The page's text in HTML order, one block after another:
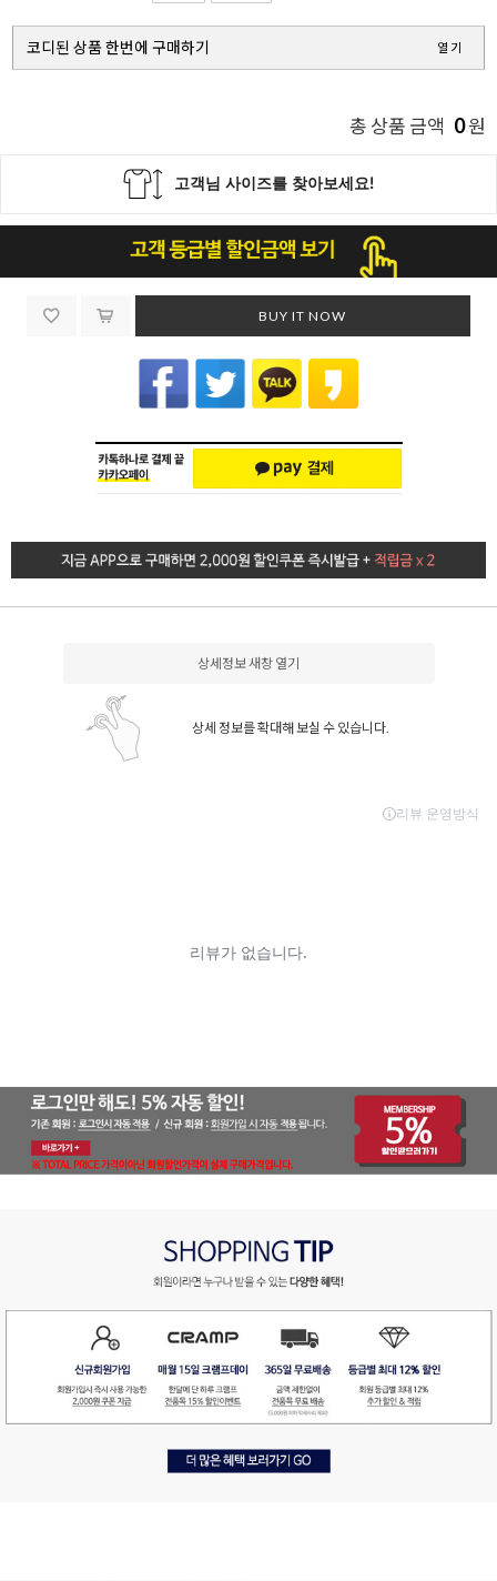
코디된 상품 한번에 구매하기 열기
총 상품 금액 0원
BUY IT NOW
상세정보 새창 열기
상세 정보를 확대해 보실 수 있습니다.